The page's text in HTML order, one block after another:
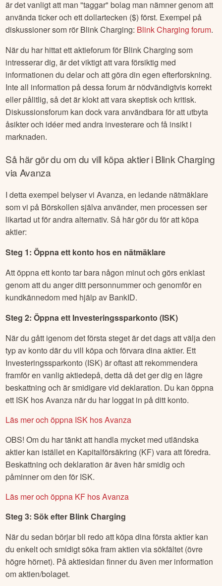
är det vanligt att man "taggar" bolag man nämner genom att
använda ticker och ett dollartecken ($) först. Exempel på
diskussioner som rör Blink Charging: Blink Charging forum.
När du har hittat ett aktieforum för Blink Charging som
intresserar dig, är det viktigt att vara försiktig med
informationen du delar och att göra din egen efterforskning.
Inte all information på dessa forum är nödvändigtvis korrekt
eller pålitlig, så det är klokt att vara skeptisk och kritisk.
Diskussionsforum kan dock vara användbara för att utbyta
åsikter och idéer med andra investerare och få insikt i
marknaden.
Så här gör du om du vill köpa aktier iBlink Charging
via Avanza
I detta exempel belyser vi Avanza, en ledande nätmäklare
som vi på Börskollen själva använder, men processen ser
likartad ut för andra alternativ. Så här gör du för att köpa
aktier:
Steg 1: Öppna ett konto hos en nätmäklare
Att öppna ett konto tar bara någon minut och görs enklast
genom att du anger ditt personnummer och genomför en
kundkännedom med hjälp av BankID.
Steg 2: Öppna ett Investeringssparkonto (ISK)
När du gått igenom det första steget är det dags att välja den
typ av konto där du vill köpa och förvara dina aktier. Ett
Investeringssparkonto (ISK) är oftast att rekommendera
framför en vanlig aktiedepå, detta då det ger dig en lägre
beskattning och är smidigare vid deklaration. Du kan öppna
ett ISK hos Avanza när du har loggat in på ditt konto.
Läs mer och öppna ISK hos Avanza
OBS! Om du har tänkt att handla mycket med utländska
aktier kan istället en Kapitalförsäkring (KF) vara att föredra.
Beskattning och deklaration är även här smidig och
påminner om den för ISK.
Läs mer och öppna KF hos Avanza
Steg 3: Sök efter Blink Charging
När du sedan börjar bli redo att köpa dina första aktier kan
du enkelt och smidigt söka fram aktien via sökfältet (övre
högre hörnet). På aktiesidan finner du även mer information
om aktien/bolaget.